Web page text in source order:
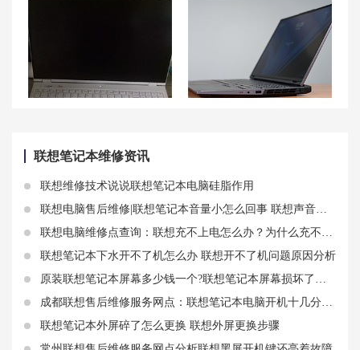
联想笔记本维修资讯
联想维修技术说说联想笔记本电脑硅脂作用
联想电脑售后维修|联想笔记本音量小怎么回事 联想声音故障原因分析
联想电脑维修点查询：联想充不上电怎么办？为什么充不上？
联想笔记本下水开不了机怎么办 联想开不了机问题原因分析
原装联想笔记本屏幕多少钱一个?联想笔记本屏幕损坏了怎么办？
成都联想售后维修服务网点：联想笔记本电脑开机十几分钟后黑屏有什么解决方法
联想笔记本外屏碎了怎么更换 联想外屏更换步骤